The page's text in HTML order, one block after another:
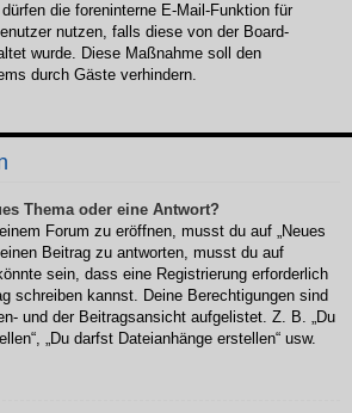
die foreninterne E-Mail-Funktion für
nutzen, falls diese von der Board-
wurde. Diese Maßnahme soll den
durch Gäste verhindern.
Thema oder eine Antwort?
Forum zu eröffnen, musst du auf „Neues
Beitrag zu antworten, musst du auf
sein, dass eine Registrierung erforderlich
schreiben kannst. Deine Berechtigungen sind
und der Beitragsansicht aufgelistet. Z. B. „Du
„Du darfst Dateianhänge erstellen“ usw.